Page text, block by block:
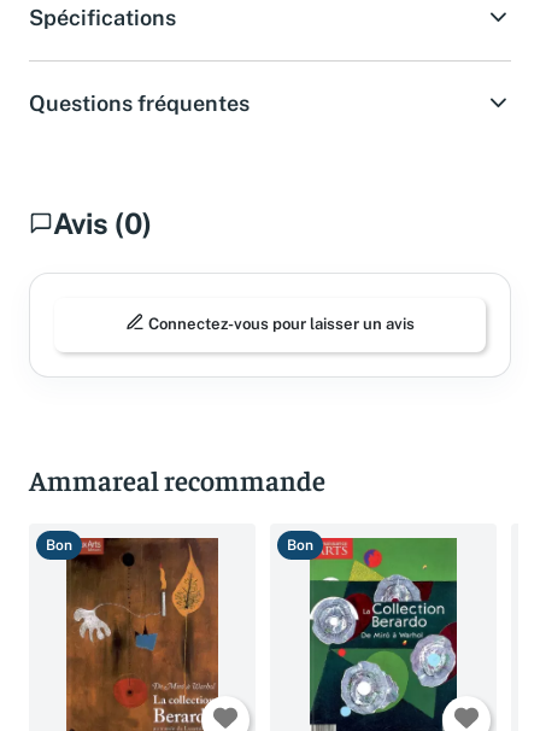
Spécifications
Questions fréquentes
Avis (0)
Connectez-vous pour laisser un avis
Ammareal recommande
Bon Bon